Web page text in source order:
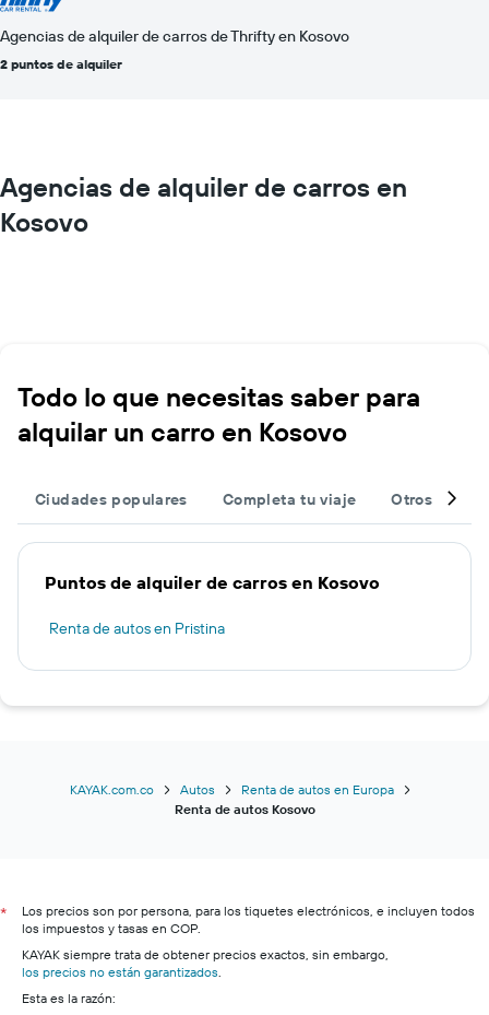
Agencias de alquiler de carros de Thrifty en Kosovo
2 puntos de alquiler
Agencias de alquiler de carros en
Kosovo
Todo lo que necesitas saber para
alquilar un carro en Kosovo
Ciudades populares Completa tu viaje Otros
Puntos de alquiler de carros en Kosovo
Renta de autos en Pristina
KAYAK.com.co Autos
Renta de autos en Europa
Renta de autos Kosovo
*
Los precios son por persona, para los tiquetes electrónicos, e incluyen todos
los impuestos y tasas en COP.
KAYAK siempre trata de obtener precios exactos, sin embargo,
los precios no están garantizados
Esta es la razón: